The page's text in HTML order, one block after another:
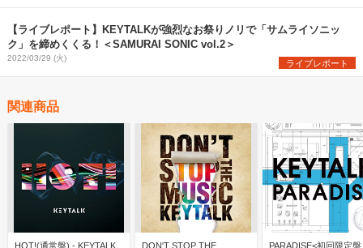
【ライブレポート】KEYTALKが強烈なお祭りノリで「サムライソニッ
ク」を締めくくる！＜SAMURAI SONIC vol.2＞
2022/03/29 (火) ライブレポート
関連商品
HOT!(通常盤) - KEYTALK
DON'T STOP THE
PARADISE<初回限定盤